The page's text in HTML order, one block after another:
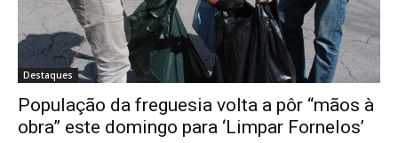
Destaques
População da freguesia volta a pôr “mãos à
obra” este domingo para ‘Limpar Fornelos’